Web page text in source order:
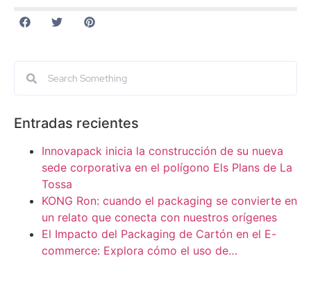
Entradas recientes
Innovapack inicia la construcción de su nueva
sede corporativa en el polígono Els Plans de La
Tossa
KONG Ron: cuando el packaging se convierte en
un relato que conecta con nuestros orígenes
El Impacto del Packaging de Cartón en el E-
commerce: Explora cómo el uso de…